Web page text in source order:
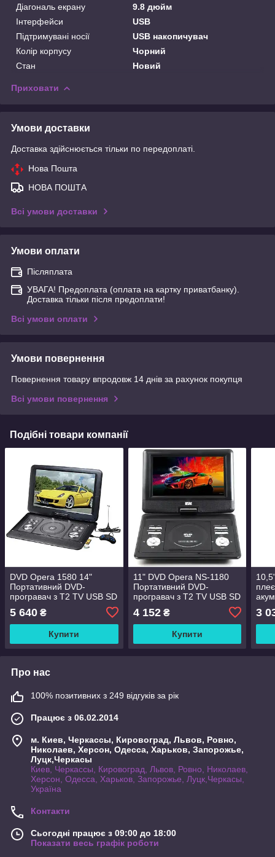
Діагональ екрану
9.8 дюйм
Інтерфейси
USB
Підтримувані носії
USB накопичувач
Колір корпусу
Чорний
Стан
Новий
Приховати
Умови доставки
Доставка здійснюється тільки по передоплаті.
Нова Пошта
НОВА ПОШТА
Всі умови доставки
Умови оплати
Післяплата
УВАГА! Предоплата (оплата на картку приватбанку).
Доставка тільки після предоплати!
Всі умови оплати
Умови повернення
Повернення товару впродовж 14 днів за рахунок покупця
Всі умови повернення
Подібні товари компанії
DVD Opera 1580 14"
Портативний DVD-
програвач з Т2 TV USB SD
5 640 ₴
Купити
11" DVD Opera NS-1180
Портативний DVD-
програвач з Т2 TV USB SD
4 152₴
Купити
3
Про нас
100% позитивних з 249 відгуків за рік
Працює з 06.02.2014
м. Киев, Черкассы, Кировоград, Львов, Ровно,
Николаев, Херсон, Одесса, Харьков, Запорожье,
Луцк,Черкасы
Киев, Черкассы, Кировоград, Львов, Ровно, Николаев,
Херсон, Одесса, Харьков, Запорожье, Луцк,Черкасы,
Україна
Контакти
Сьогодні працює з 09:00 до 18:00
Показати весь графік роботи